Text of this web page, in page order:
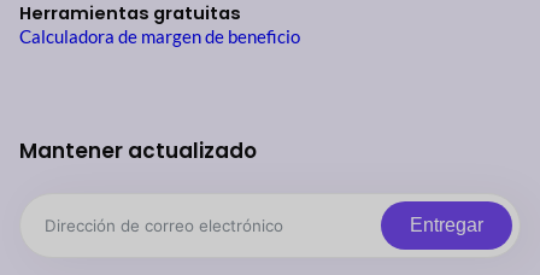
Herramientas gratuitas
Calculadora de margen de beneficio
Mantener actualizado
Entregar